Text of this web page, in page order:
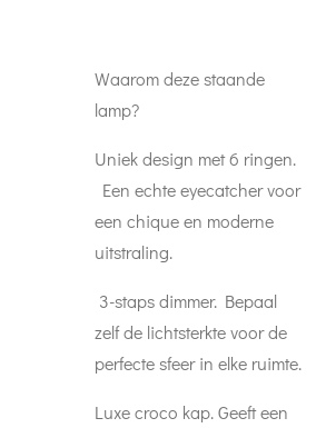
Waarom deze staande
lamp?
Uniek design met 6 ringen.
Een echte eyecatcher voor
een chique en moderne
uitstraling.
3-staps dimmer. Bepaal
zelf de lichtsterkte voor de
perfecte sfeer in elke ruimte.
Luxe croco kap. Geeft een